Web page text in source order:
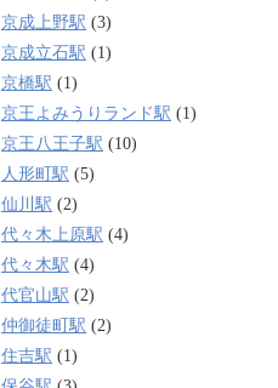
京成上野駅 (3)
京成立石駅 (1)
京橋駅 (1)
京王よみうりランド駅 (1)
京王八王子駅 (10)
人形町駅 (5)
仙川駅 (2)
代々木上原駅 (4)
代々木駅 (4)
代官山駅 (2)
仲御徒町駅 (2)
住吉駅 (1)